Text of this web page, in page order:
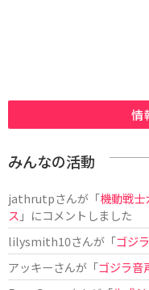
情
みんなの活動
jathrutpさんが「機動戦士
ス 」にコメントしました
lilysmith10さんが「ゴジ
アッキーさんが「ゴジラ音